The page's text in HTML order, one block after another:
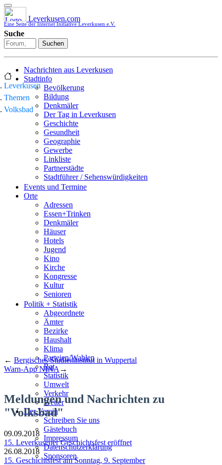
Leverkusen.com
Eine Seite der Internet Initiative Leverkusen e.V.
Suche
Suchen
Nachrichten aus Leverkusen
Stadtinfo
Bevölkerung
Bildung
Denkmäler
Der Tag in Leverkusen
Geschichte
Gesundheit
Geographie
Gewerbe
Linkliste
Partnerstädte
Stadtführer / Sehenswürdigkeiten
Stadtplan
Sport
Who is who
Wohnen
Events und Termine
Orte
Adressen
Essen+Trinken
Denkmäler
Häuser
Hotels
Jugend
Kino
Kirche
Kongresse
Kultur
Senioren
Stadtführer
Straßen
Politik + Statistik
Abgeordnete
Ämter
Bezirke
Haushalt
Klima
Parteien/Wahlen
Rat
Statistik
Umwelt
Verkehr
Wetter
Der Verein
Schreiben Sie uns
Gästebuch
Impressum
Datenschutzerklärung
Sponsoren
Leverkusen
Themen
Volksbad
← Bergisches Studieninstitut in Wuppertal
Warn-App NINA →
Meldungen und Nachrichten zu
"Volksbad"
09.09.2018
15. Leverkusener Geschichtsfest eröffnet
26.08.2018
15. Geschichtsfest am Sonntag, 9. September